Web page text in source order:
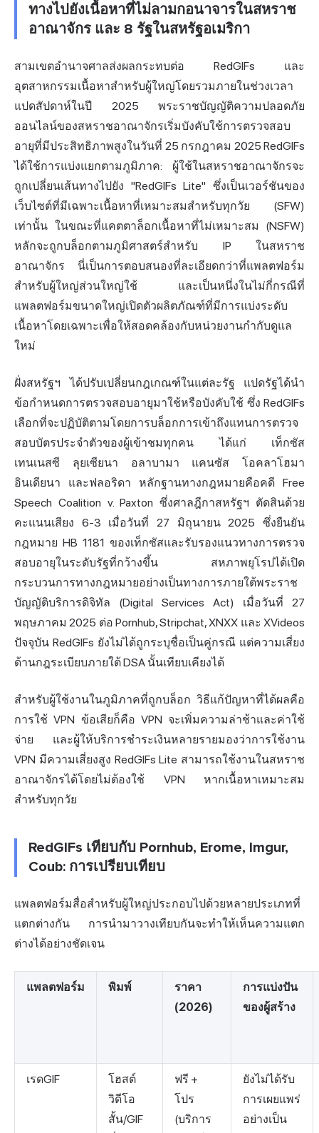
ทางไปยังเนื้อหาที่ไม่ลามกอนาจารในสหราช
อาณาจักร และ 8 รัฐในสหรัฐอเมริกา
สามเขตอำนาจศาลส่งผลกระทบต่อ RedGIFs และ
อุตสาหกรรมเนื้อหาสำหรับผู้ใหญ่โดยรวมภายในช่วงเวลา
แปดสัปดาห์ในปี 2025 พระราชบัญญัติความปลอดภัย
ออนไลน์ของสหราชอาณาจักรเริ่มบังคับใช้การตรวจสอบ
อายุที่มีประสิทธิภาพสูงในวันที่ 25 กรกฎาคม 2025 RedGIFs
ได้ใช้การแบ่งแยกตามภูมิภาค: ผู้ใช้ในสหราชอาณาจักรจะ
ถูกเปลี่ยนเส้นทางไปยัง "RedGIFs Lite" ซึ่งเป็นเวอร์ชันของ
เว็บไซต์ที่มีเฉพาะเนื้อหาที่เหมาะสมสำหรับทุกวัย (SFW)
เท่านั้น ในขณะที่แคตตาล็อกเนื้อหาที่ไม่เหมาะสม (NSFW)
หลักจะถูกบล็อกตามภูมิศาสตร์สำหรับ IP ในสหราช
อาณาจักร นี่เป็นการตอบสนองที่ละเอียดกว่าที่แพลตฟอร์ม
สำหรับผู้ใหญ่ส่วนใหญ่ใช้ และเป็นหนึ่งในไม่กี่กรณีที่
แพลตฟอร์มขนาดใหญ่เปิดตัวผลิตภัณฑ์ที่มีการแบ่งระดับ
เนื้อหาโดยเฉพาะเพื่อให้สอดคล้องกับหน่วยงานกำกับดูแล
ใหม่
ฝั่งสหรัฐฯ ได้ปรับเปลี่ยนกฎเกณฑ์ในแต่ละรัฐ แปดรัฐได้นำ
ข้อกำหนดการตรวจสอบอายุมาใช้หรือบังคับใช้ ซึ่ง RedGIFs
เลือกที่จะปฏิบัติตามโดยการบล็อกการเข้าถึงแทนการตรวจ
สอบบัตรประจำตัวของผู้เข้าชมทุกคน ได้แก่ เท็กซัส
เทนเนสซี ลุยเซียนา อลาบามา แคนซัส โอคลาโฮมา
อินเดียนา และฟลอริดา หลักฐานทางกฎหมายคือคดี Free
Speech Coalition v. Paxton ซึ่งศาลฎีกาสหรัฐฯ ตัดสินด้วย
คะแนนเสียง 6-3 เมื่อวันที่ 27 มิถุนายน 2025 ซึ่งยืนยัน
กฎหมาย HB 1181 ของเท็กซัสและรับรองแนวทางการตรวจ
สอบอายุในระดับรัฐที่กว้างขึ้น สหภาพยุโรปได้เปิด
กระบวนการทางกฎหมายอย่างเป็นทางการภายใต้พระราช
บัญญัติบริการดิจิทัล (Digital Services Act) เมื่อวันที่ 27
พฤษภาคม 2025 ต่อ Pornhub, Stripchat, XNXX และ XVideos
ปัจจุบัน RedGIFs ยังไม่ได้ถูกระบุชื่อเป็นคู่กรณี แต่ความเสี่ยง
ด้านกฎระเบียบภายใต้ DSA นั้นเทียบเคียงได้
สำหรับผู้ใช้งานในภูมิภาคที่ถูกบล็อก วิธีแก้ปัญหาที่ได้ผลคือ
การใช้ VPN ข้อเสียก็คือ VPN จะเพิ่มความล่าช้าและค่าใช้
จ่าย และผู้ให้บริการชำระเงินหลายรายมองว่าการใช้งาน
VPN มีความเสี่ยงสูง RedGIFs Lite สามารถใช้งานในสหราช
อาณาจักรได้โดยไม่ต้องใช้ VPN หากเนื้อหาเหมาะสม
สำหรับทุกวัย
RedGIFs เทียบกับ Pornhub, Erome, Imgur,
Coub: การเปรียบเทียบ
แพลตฟอร์มสื่อสำหรับผู้ใหญ่ประกอบไปด้วยหลายประเภทที่
แตกต่างกัน การนำมาวางเทียบกันจะทำให้เห็นความแตก
ต่างได้อย่างชัดเจน
แพลตฟอร์ม พิมพ์
ราคา
(2026)
การแบ่งปัน
ของผู้สร้าง
เรดGIF
โฮสต์
วิดีโอ
สั้น/GIF
ฟรี +
โปร
(บริการ
ยังไม่ได้รับ
การเผยแพร่
อย่างเป็น